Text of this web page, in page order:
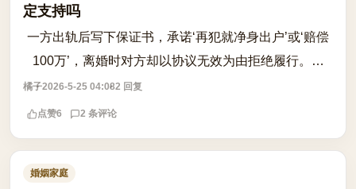
定支持吗
一方出轨后写下保证书，承诺‘再犯就净身出户’或‘赔偿
100万’，离婚时对方却以协议无效为由拒绝履行。这
类‘忠诚协议’到底有没有法律效力？ 根据《民法典》第
1043条，夫妻应当互相忠实，但该...
橘子2026-5-25 04:082 回复
点赞6 2 条评论
婚姻家庭